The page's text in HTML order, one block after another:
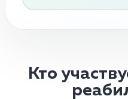
Кто